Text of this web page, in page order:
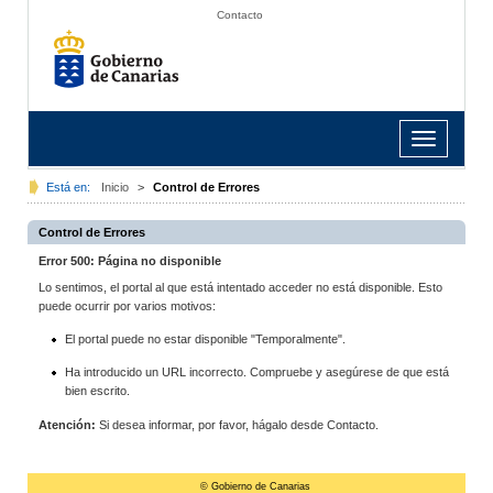
Contacto
Toggle
navigation
Está en: Inicio > Control de Errores
Control de Errores
Error 500: Página no disponible
Lo sentimos, el portal al que está intentado acceder no está disponible. Esto
puede ocurrir por varios motivos:
El portal puede no estar disponible "Temporalmente".
Ha introducido un URL incorrecto. Compruebe y asegúrese de que está
bien escrito.
Atención: Si desea informar, por favor, hágalo desde Contacto.
© Gobierno de Canarias